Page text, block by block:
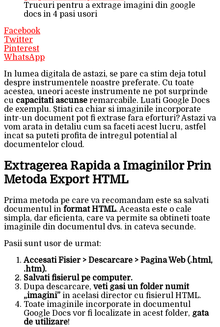
Trucuri pentru a extrage imagini din google
docs in 4 pasi usori
Facebook
Twitter
Pinterest
WhatsApp
In lumea digitala de astazi, se pare ca stim deja totul
despre instrumentele noastre preferate. Cu toate
acestea, uneori aceste instrumente ne pot surprinde
cu capacitati ascunse remarcabile. Luati Google Docs
de exemplu. Știati ca chiar si imaginile incorporate
intr-un document pot fi extrase fara eforturi? Astazi va
vom arata in detaliu cum sa faceti acest lucru, astfel
incat sa puteti profita de intregul potential al
documentelor cloud.
Extragerea Rapida a Imaginilor Prin
Metoda Export HTML
Prima metoda pe care va recomandam este sa salvati
documentul in format HTML. Aceasta este o cale
simpla, dar eficienta, care va permite sa obtineti toate
imaginile din documentul dvs. in cateva secunde.
Pasii sunt usor de urmat:
Accesati Fisier > Descarcare > Pagina Web (.html,
.htm).
Salvati fisierul pe computer.
Dupa descarcare, veti gasi un folder numit
„imagini” in acelasi director cu fisierul HTML.
Toate imaginile incorporate in documentul
Google Docs vor fi localizate in acest folder, gata
de utilizare!